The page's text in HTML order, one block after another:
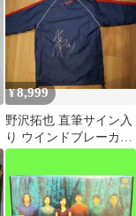
¥8,999
野沢拓也 直筆サイン入
り ウインドブレーカー
鹿島アントラーズ 当選
品